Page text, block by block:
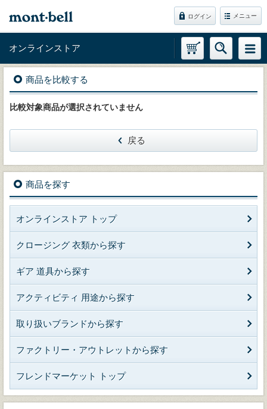
ログイン メニュー
オンラインストア
商品を比較する
比較対象商品が選択されていません
戻る
商品を探す
オンラインストア トップ
クロージング 衣類から探す
ギア 道具から探す
アクティビティ 用途から探す
取り扱いブランドから探す
ファクトリー・アウトレットから探す
フレンドマーケット トップ